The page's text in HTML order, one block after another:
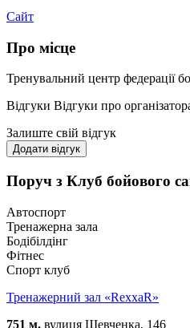
Сайт
Про місце
Тренувальний центр федерації
Відгуки Відгуки про
Залиште свій відгук
Додати відгук
Поруч з Клуб бойового
Автоспорт
Тренажерна зала
Бодібілдінг
Фітнес
Спорт клуб
Тренажерний зал «RexxaR»
751 м. вулиця Шевченка, 146